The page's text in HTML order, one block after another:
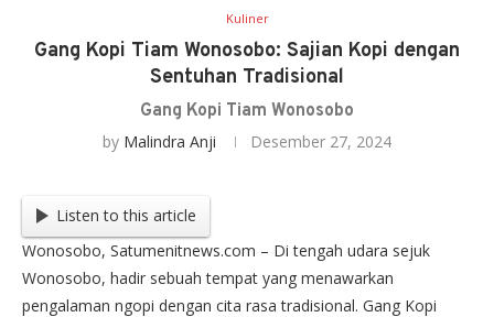
Kuliner
Gang Kopi Tiam Wonosobo: Sajian Kopi dengan
Sentuhan Tradisional
Gang Kopi Tiam Wonosobo
by Malindra Anji Desember 27, 2024
Listen to this article
Wonosobo, Satumenitnews.com – Di tengah udara sejuk
Wonosobo, hadir sebuah tempat yang menawarkan
pengalaman ngopi dengan cita rasa tradisional. Gang Kopi